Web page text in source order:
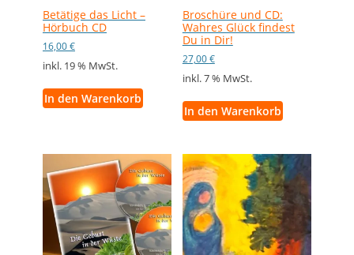
Betätige das Licht –
Hörbuch CD
16,00€
inkl. 19 % MwSt.
In den Warenkorb
Broschüre und CD:
Wahres Glück findest
Du in Dir!
27,00€
inkl. 7 % MwSt.
In den Warenkorb